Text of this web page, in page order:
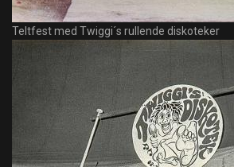
Teltfest med Twiggi´s rullende diskoteker